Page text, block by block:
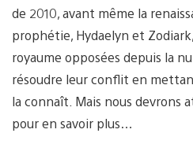
de 2010, avant même la
prophétie, Hydaelyn et
royaume opposées depuis la
résoudre leur conflit en
la connaît. Mais nous devrons
pour en savoir plus…